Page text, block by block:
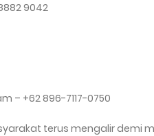
9042
– +62 896-7117-0750
terus mengalir demi